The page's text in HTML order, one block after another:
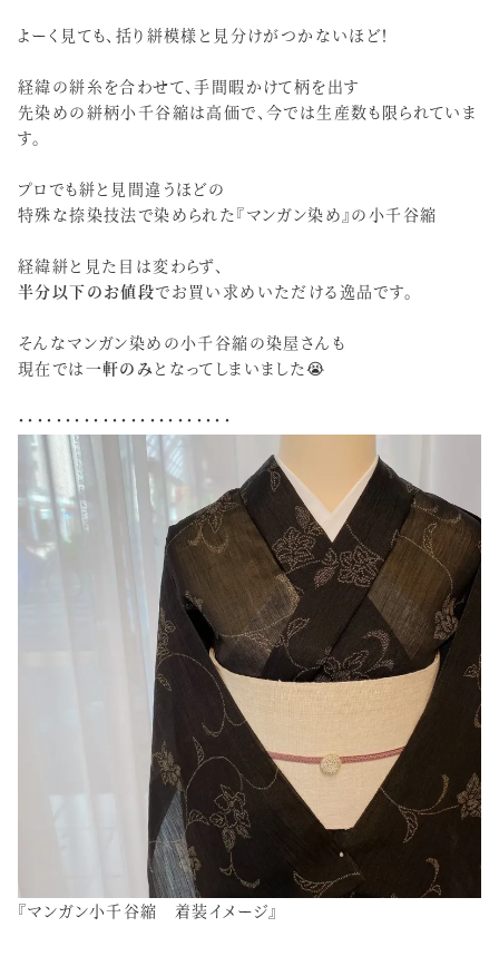
よーく見ても、括り絣模様と見分けがつかないほど！
経緯の絣糸を合わせて、手間暇かけて柄を出す
先染めの絣柄小千谷縮は高価で、今では生産数も限られていま
す。
プロでも絣と見間違うほどの
特殊な捺染技法で染められた『マンガン染め』の小千谷縮
経緯絣と見た目は変わらず、
半分以下のお値段でお買い求めいただける逸品です。
そんなマンガン染めの小千谷縮の染屋さんも
現在では一軒のみとなってしまいました😭
・・・・・・・・・・・・・・・・・・・・・・・
『マンガン小千谷縮 着装イメージ』